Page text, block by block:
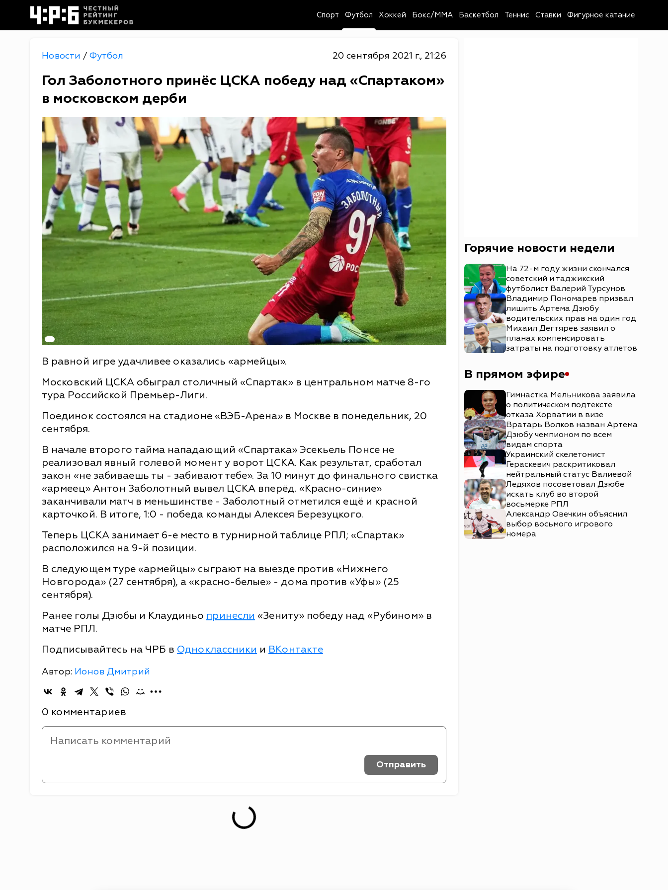
Спорт Футбол Хоккей Бокс/MMA Баскетбол Теннис Ставки Фигурное катание
Новости / Футбол 20 сентября 2021 г., 21:26
Гол Заболотного принёс ЦСКА победу над «Спартаком»
в московском дерби
В равной игре удачливее оказались «армейцы».
Московский ЦСКА обыграл столичный «Спартак» в центральном матче 8-го
тура Российской Премьер-Лиги.
Поединок состоялся на стадионе «ВЭБ-Арена» в Москве в понедельник, 20
сентября.
В начале второго тайма нападающий «Спартака» Эсекьель Понсе не
реализовал явный голевой момент у ворот ЦСКА. Как результат, сработал
закон «не забиваешь ты - забивают тебе». За 10 минут до финального свистка
«армеец» Антон Заболотный вывел ЦСКА вперёд. «Красно-синие»
заканчивали матч в меньшинстве - Заболотный отметился ещё и красной
карточкой. В итоге, 1:0 - победа команды Алексея Березуцкого.
Теперь ЦСКА занимает 6-е место в турнирной таблице РПЛ; «Спартак»
расположился на 9-й позиции.
В следующем туре «армейцы» сыграют на выезде против «Нижнего
Новгорода» (27 сентября), а «красно-белые» - дома против «Уфы» (25
сентября).
Ранее голы Дзюбы и Клаудиньо принесли «Зениту» победу над «Рубином» в
матче РПЛ.
Подписывайтесь на ЧРБ в Одноклассники и ВКонтакте
Автор: Ионов Дмитрий
0 комментариев
Отправить
Горячие новости недели
На 72-м году жизни скончался
советский и таджикский
футболист Валерий Турсунов
Владимир Пономарев призвал
лишить Артема Дзюбу
водительских прав на один год
Михаил Дегтярев заявил о
планах компенсировать
затраты на подготовку атлетов
В прямом эфире
Гимнастка Мельникова заявила
о политическом подтексте
отказа Хорватии в визе
Вратарь Волков назван Артема
Дзюбу чемпионом по всем
видам спорта
Украинский скелетонист
Гераскевич раскритиковал
нейтральный статус Валиевой
Ледяхов посоветовал Дзюбе
искать клуб во второй
восьмерке РПЛ
Александр Овечкин объяснил
выбор восьмого игрового
номера